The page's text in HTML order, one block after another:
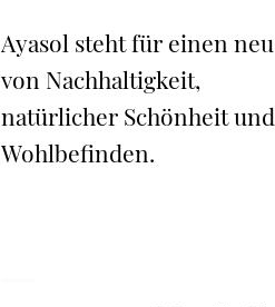
Ayasol steht für einen
von Nachhaltigkeit,
natürlicher Schönheit
Wohlbefinden.